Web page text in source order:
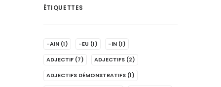
ÉTIQUETTES
-AIN (1) -EU (1) -IN (1)
ADJECTIF (7) ADJECTIFS (2)
ADJECTIFS DÉMONSTRATIFS (1)